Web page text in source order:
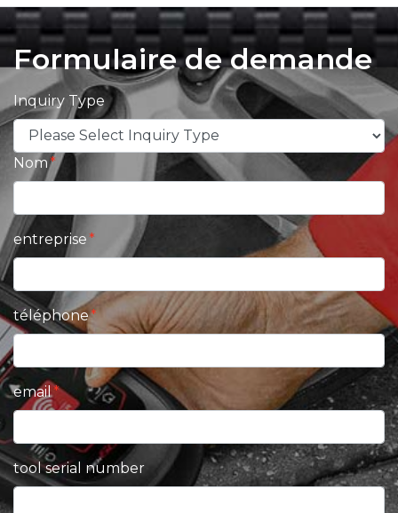
Formulaire de demande
Inquiry Type
Nom
entreprise
téléphone
email
tool serial number